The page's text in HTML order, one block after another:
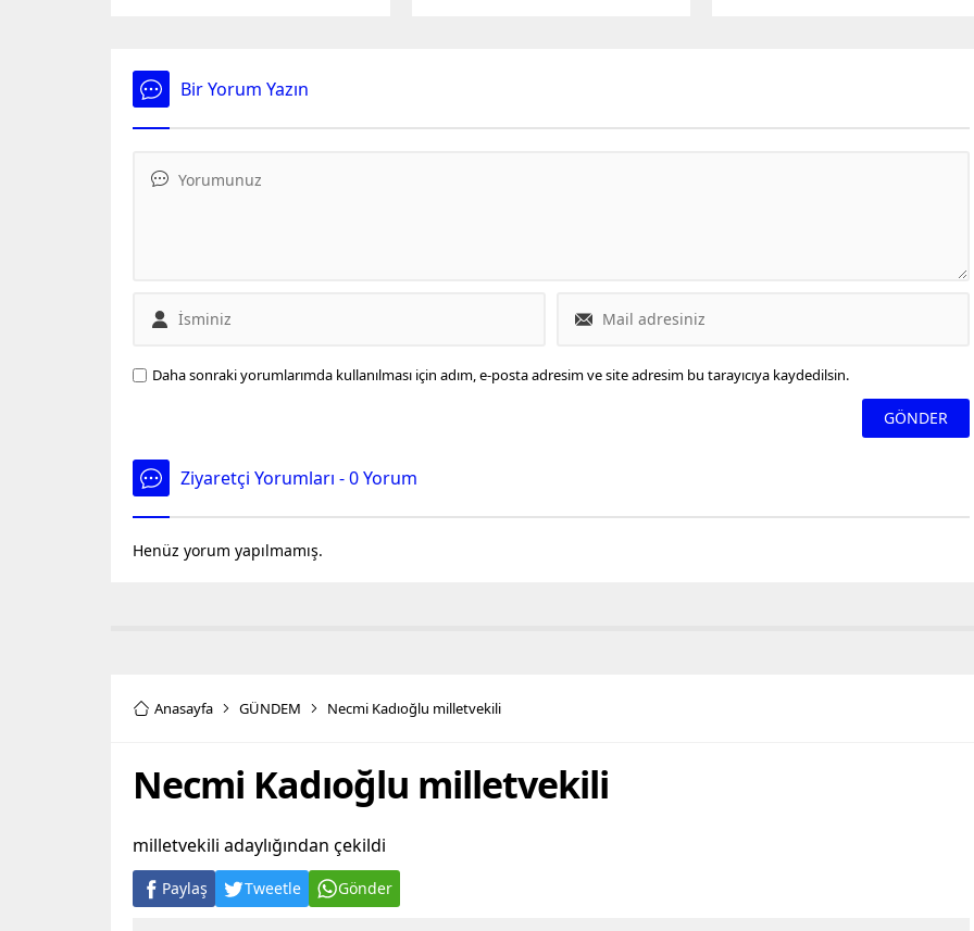
Bir Yorum Yazın
Daha sonraki yorumlarımda kullanılması için adım, e-posta adresim ve site adresim bu tarayıcıya kaydedilsin.
Ziyaretçi Yorumları - 0 Yorum
Henüz yorum yapılmamış.
Anasayfa GÜNDEM Necmi Kadıoğlu milletvekili
Necmi Kadıoğlu milletvekili
milletvekili adaylığından çekildi
Paylaş Tweetle Gönder